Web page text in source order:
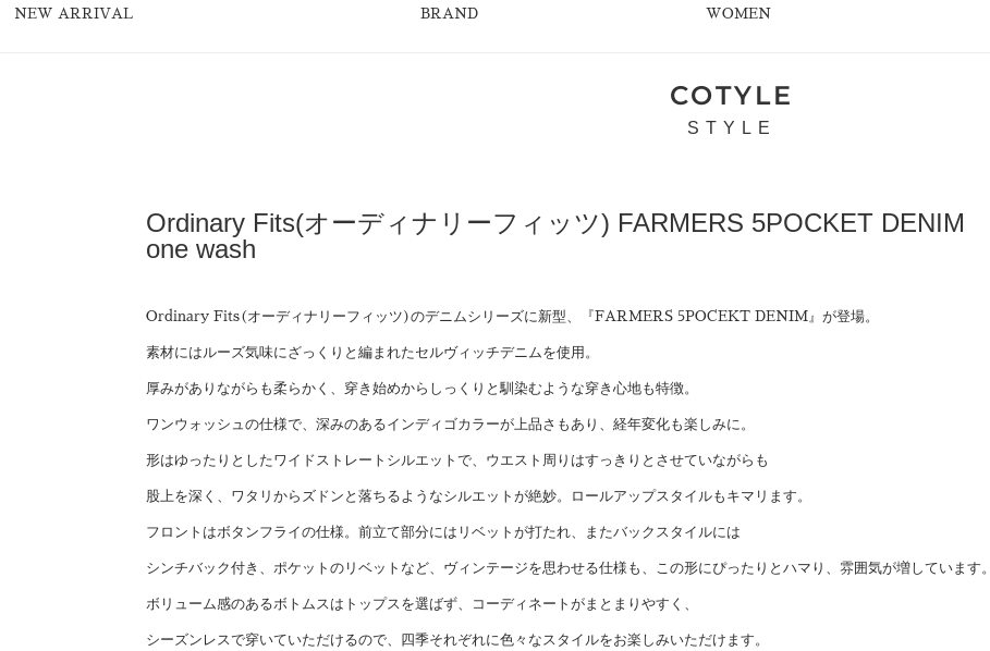
NEW ARRIVAL BRAND WOMEN
COTYLE
STYLE
Ordinary Fits(オーディナリーフィッツ) FARMERS 5POCKET DENIM
one wash
Ordinary Fits(オーディナリーフィッツ)のデニムシリーズに新型、『FARMERS 5POCEKT DENIM』が登場。
素材にはルーズ気味にざっくりと編まれたセルヴィッチデニムを使用。
厚みがありながらも柔らかく、穿き始めからしっくりと馴染むような穿き心地も特徴。
ワンウォッシュの仕様で、深みのあるインディゴカラーが上品さもあり、経年変化も楽しみに。
形はゆったりとしたワイドストレートシルエットで、ウエスト周りはすっきりとさせていながらも
股上を深く、ワタリからズドンと落ちるようなシルエットが絶妙。ロールアップスタイルもキマリます。
フロントはボタンフライの仕様。前立て部分にはリベットが打たれ、またバックスタイルには
シンチバック付き、ポケットのリベットなど、ヴィンテージを思わせる仕様も、この形にぴったりとハマり、雰囲気が増しています。
ボリューム感のあるボトムスはトップスを選ばず、コーディネートがまとまりやすく、
シーズンレスで穿いていただけるので、四季それぞれに色々なスタイルをお楽しみいただけます。